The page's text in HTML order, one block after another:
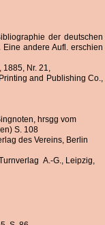
der deutschen
andere Aufl. erschien
1885, Nr. 21,
and Publishing Co.,
hrsgg vom
S. 108
des Vereins, Berlin
A.-G., Leipzig,